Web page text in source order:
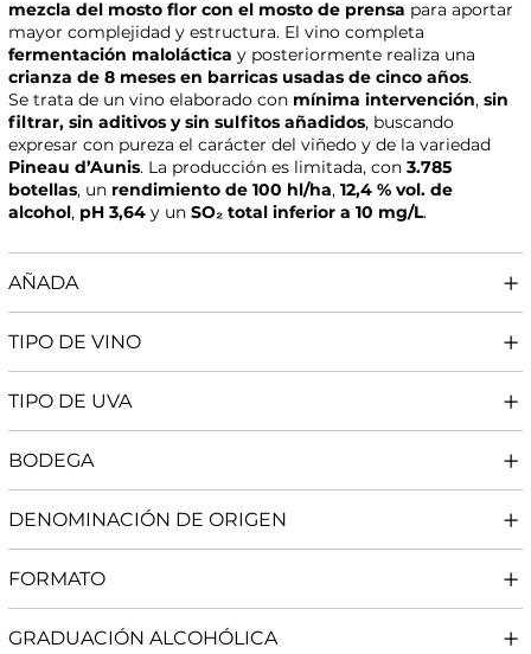
mezcla del mosto flor con el mosto de prensa para aportar
mayor complejidad y estructura. El vino completa
fermentación maloláctica y posteriormente realiza una
crianza de 8 meses en barricas usadas de cinco años.
Se trata de un vino elaborado con mínima intervención, sin
filtrar, sin aditivos y sin sulfitos añadidos, buscando
expresar con pureza el carácter del viñedo y de la variedad
Pineau d’Aunis. La producción es limitada, con 3.785
botellas, un rendimiento de 100 hl/ha, 12,4 % vol. de
alcohol, pH 3,64y un SO₂ total inferior a 10 mg/L.
AÑADA
TIPO DE VINO
TIPO DE UVA
BODEGA
DENOMINACIÓN DE ORIGEN
FORMATO
GRADUACIÓN ALCOHÓLICA